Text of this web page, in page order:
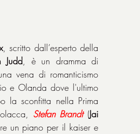
, scritto dall’esperto della
Judd, è un dramma di
vena di romanticismo
e Olanda dove l'ultimo
la sconfitta nella Prima
Stefan Brandt (Jai
un piano per il kaiser e